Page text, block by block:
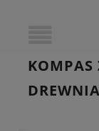
KOMPAS